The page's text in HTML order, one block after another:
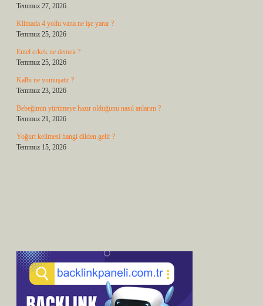
Temmuz 27, 2026
Klimada 4 yollu vana ne işe yarar ?
Temmuz 25, 2026
Entel erkek ne demek ?
Temmuz 25, 2026
Kalbi ne yumuşatır ?
Temmuz 23, 2026
Bebeğimin yürümeye hazır olduğunu nasıl anlarım ?
Temmuz 21, 2026
Yoğurt kelimesi hangi dilden gelir ?
Temmuz 15, 2026